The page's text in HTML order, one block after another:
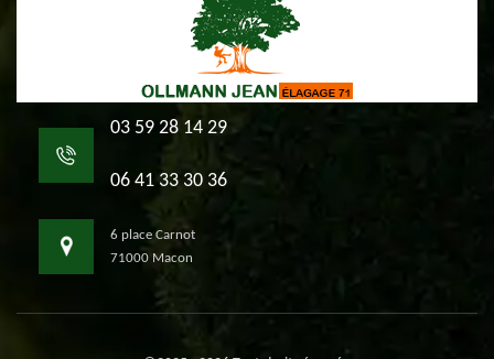
03 59 28 14 29
06 41 33 30 36
6 place Carnot
71000 Macon